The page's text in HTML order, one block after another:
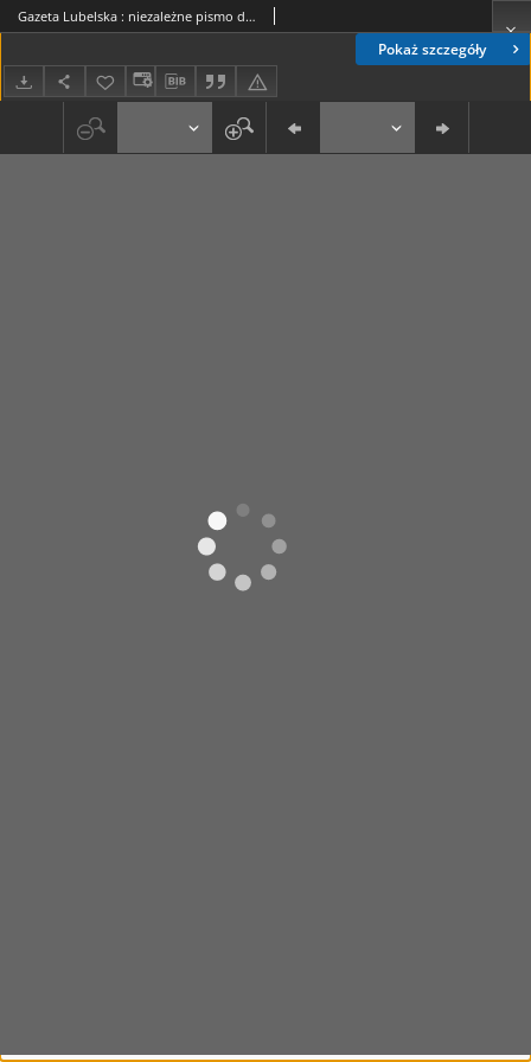
Pokaż szczegóły
Gazeta Lubelska : niezależne pismo demokratyczne. 1945, nr 159 (1 sierpnia)